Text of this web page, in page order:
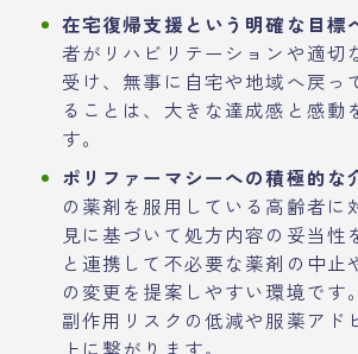
在宅復帰支援という明確な目標
者がリハビリテーションや適切
受け、無事に自宅や地域へ戻っ
ることは、大きな達成感と感動
す。
ポリファーマシーへの積極的な
の薬剤を服用している高齢者に
見に基づいて処方内容の妥当性
と連携して不必要な薬剤の中止
の変更を提案しやすい環境です
副作用リスクの低減や服薬アド
上に繋がります。